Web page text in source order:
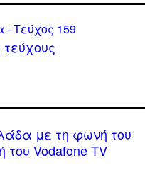
με τη φωνή του
Vodafone TV